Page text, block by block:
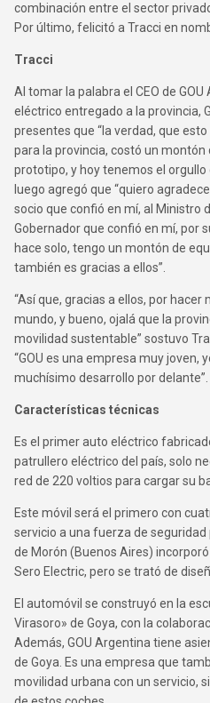
combinación entre el sector
Por último, felicitó a Tracci en
Tracci
Al tomar la palabra el CEO de
eléctrico entregado a la provincia,
presentes que “la verdad, que
para la provincia, costó un
prototipo, y hoy tenemos el
luego agregó que “quiero
socio que confió en mí, al Ministro
Gobernador que confió en mí, por
hace solo, tengo un montón de
también es gracias a ellos”.
“Así que, gracias a ellos, por hacer
mundo, y bueno, ojalá que la
movilidad sustentable” sostuvo
“GOU es una empresa muy joven,
muchísimo desarrollo por delante”.
Características técnicas
Es el primer auto eléctrico
patrullero eléctrico del país, solo
red de 220 voltios para cargar su
Este móvil será el primero con
servicio a una fuerza de seguridad
de Morón (Buenos Aires)
Sero Electric, pero se trató de
El automóvil se construyó en la
Virasoro» de Goya, con la
Además, GOU Argentina tiene
de Goya. Es una empresa que
movilidad urbana con un servicio,